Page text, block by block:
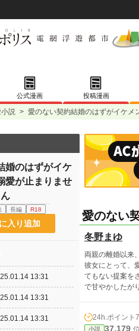
公式漫画 投稿漫画
説 > 愛のない契約結婚のはずがイケメ
愛のない
冬野まゆ
両親の離婚以来
彼女にとって、
てもない提案を
で甘やかしたが
24h.ポイント
小説 37,179
婚のはずがイケ
愛が止まりませ
ん
長編 R18
入り追加
13:31
13:31
13:31